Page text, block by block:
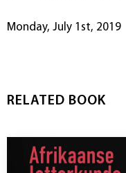
Monday, July 1st, 2019
RELATED BOOK